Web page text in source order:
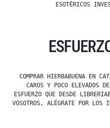
ESOTÉRICOS
COMPRAR HIERBABUENA EN
CAROS Y POCO ELEVADOS
ESFUERZO QUE DESDE
VOSOTROS, ALÉGRATE POR LOS